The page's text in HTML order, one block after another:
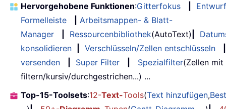
Hervorgehobene Funktionen:Gitterfokus
Entwurf
Formelleiste
Arbeitsmappen- & Blatt-
Manager
Ressourcenbibliothek(AutoText)
konsolidieren
Verschlüsseln/Zellen entschlüsseln
versenden
Super Filter Spezialfilter(Zellen
filtern/kursiv/durchgestrichen...) ...
Top-15-Toolsets:12-Text-Tools(Text hinzufügen,